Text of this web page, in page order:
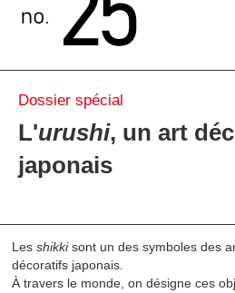
Dossier spécial
L'urushi, un art
japonais
Lesshikkisont un des symboles des
décoratifs japonais.
À travers le monde, on désigne ces